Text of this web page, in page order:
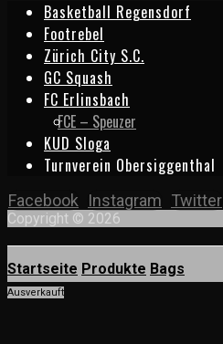
Basketball Regensdorf
Footrebel
Zürich City S.C.
GC Squash
FC Erlinsbach
FCE – Speuzer
KUD Sloga
Turnverein Obersiggenthal
Facebook Instagram Twitter
Copyright © 2026
Startseite Produkte Bags
Ausverkauft